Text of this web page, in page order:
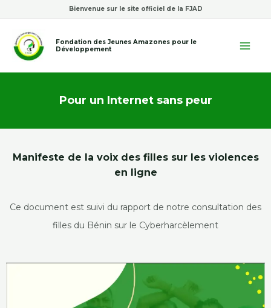
contenu
Bienvenue sur le site officiel de la FJAD
Fondation des Jeunes Amazones pour le
Développement
Pour un Internet sans peur
Manifeste de la voix des filles sur les violences
en ligne
Ce document est suivi du rapport de notre consultation des
filles du Bénin sur le Cyberharcèlement